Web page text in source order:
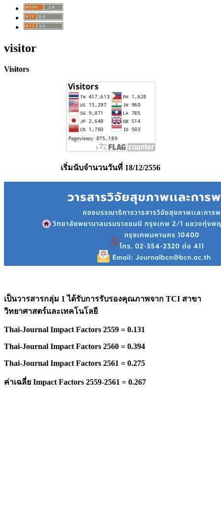
visitor
Visitors
เริ่มนับจำนวนวันที่ 18/12/2556
เป็นวารสารกลุ่ม 1 ได้รับการรับรองคุณภาพจาก TCI สาขา
วิทยาศาสตร์และเทคโนโลยี
Thai-Journal Impact Factors 2559 = 0.131
Thai-Journal Impact Factors 2560 = 0.394
Thai-Journal Impact Factors 2561 = 0.275
ค่าเฉลี่ย Impact Factors 2559-2561 = 0.267